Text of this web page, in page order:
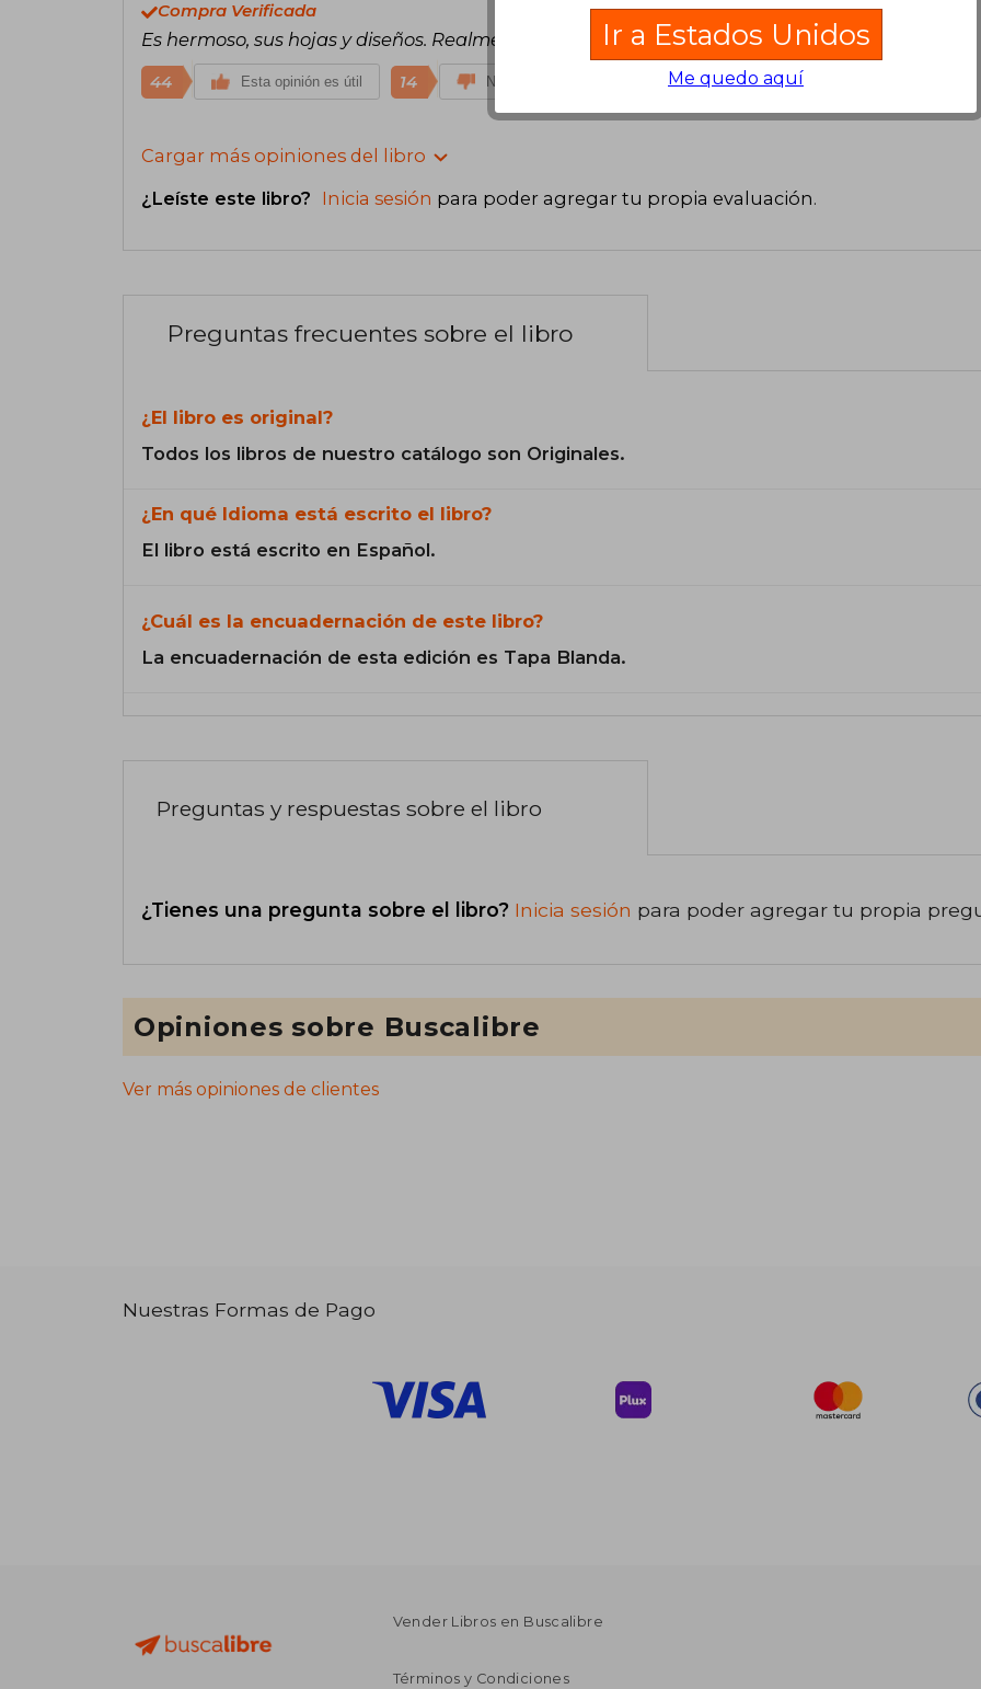
Compra Verificada
Es hermoso, sus hojas y diseños. Realmente vale la pena. Llegó súper rápido ❤️
44 Esta opinión es útil 14 No es útil
Cargar más opiniones del libro
¿Leíste este libro? Inicia sesión para poder agregar tu propia evaluación.
Preguntas frecuentes sobre el libro
¿El libro es original?
Todos los libros de nuestro catálogo son Originales.
¿En qué Idioma está escrito el libro?
El libro está escrito en Español.
¿Cuál es la encuadernación de este libro?
La encuadernación de esta edición es Tapa Blanda.
Preguntas y respuestas sobre el libro
¿Tienes una pregunta sobre el libro? Inicia sesión para poder agregar tu propia
Opiniones sobre Buscalibre
Ver más opiniones de clientes
Nuestras Formas de Pago
Vender Libros en Buscalibre
Términos y Condiciones
Ir a Estados Unidos
Me quedo aquí